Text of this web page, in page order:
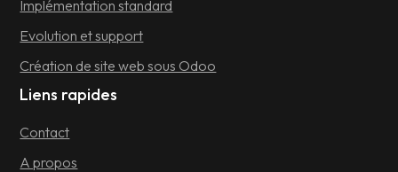
Implémentation standard
Evolution et support
Création de site web sous Odoo
Liens rapides
Contact
A propos